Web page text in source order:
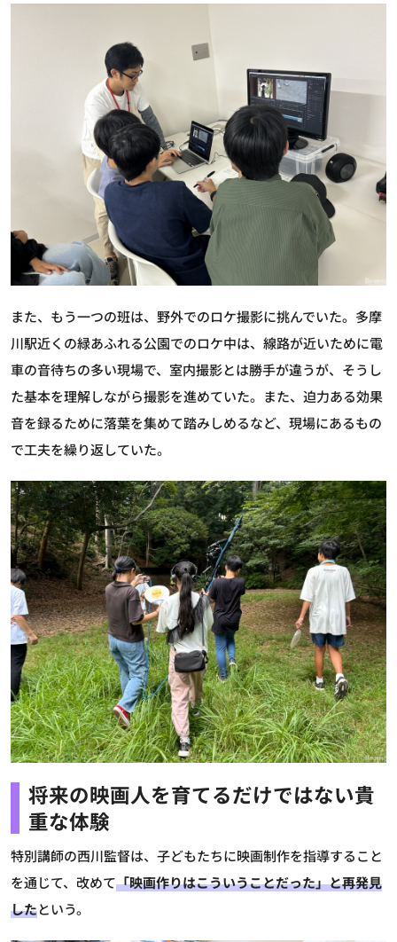
また、もう一つの班は、野外でのロケ撮影に挑んでいた。多摩
川駅近くの緑あふれる公園でのロケ中は、線路が近いために電
車の音待ちの多い現場で、室内撮影とは勝手が違うが、そうし
た基本を理解しながら撮影を進めていた。また、迫力ある効果
音を録るために落葉を集めて踏みしめるなど、現場にあるもの
で工夫を繰り返していた。
将来の映画人を育てるだけではない貴
重な体験
特別講師の西川監督は、子どもたちに映画制作を指導すること
を通じて、改めて「映画作りはこういうことだった」と再発見
したという。